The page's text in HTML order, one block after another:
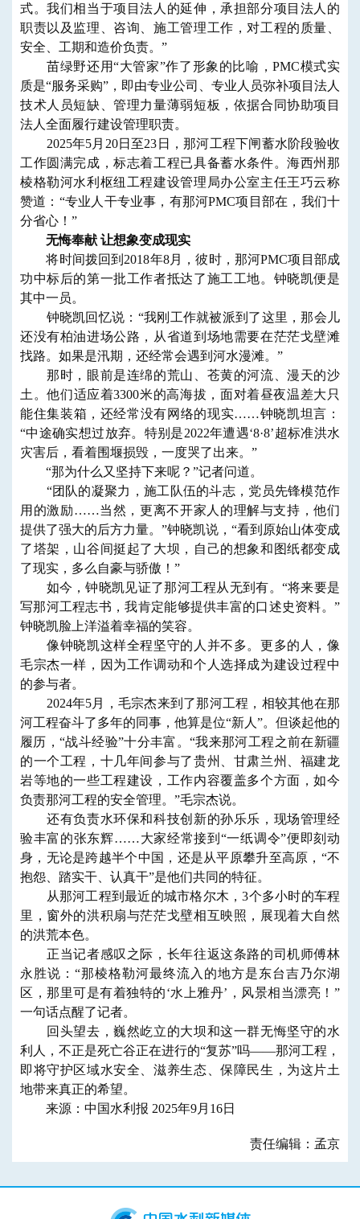
式。我们相当于项目法人的延伸，承担部分项目法人的
职责以及监理、咨询、施工管理工作，对工程的质量、
安全、工期和造价负责。”
苗绿野还用“大管家”作了形象的比喻，PMC模式实
质是“服务采购”，即由专业公司、专业人员弥补项目法人
技术人员短缺、管理力量薄弱短板，依据合同协助项目
法人全面履行建设管理职责。
2025年5月20日至23日，那河工程下闸蓄水阶段验收
工作圆满完成，标志着工程已具备蓄水条件。海西州那
棱格勒河水利枢纽工程建设管理局办公室主任王巧云称
赞道：“专业人干专业事，有那河PMC项目部在，我们十
分省心！”
无悔奉献 让想象变成现实
将时间拨回到2018年8月，彼时，那河PMC项目部成
功中标后的第一批工作者抵达了施工工地。钟晓凯便是
其中一员。
钟晓凯回忆说：“我刚工作就被派到了这里，那会儿
还没有柏油进场公路，从省道到场地需要在茫茫戈壁滩
找路。如果是汛期，还经常会遇到河水漫滩。”
那时，眼前是连绵的荒山、苍黄的河流、漫天的沙
土。他们适应着3300米的高海拔，面对着昼夜温差大只
能住集装箱，还经常没有网络的现实……钟晓凯坦言：
“中途确实想过放弃。特别是2022年遭遇‘8·8’超标准洪水
灾害后，看着围堰损毁，一度哭了出来。”
“那为什么又坚持下来呢？”记者问道。
“团队的凝聚力，施工队伍的斗志，党员先锋模范作
用的激励……当然，更离不开家人的理解与支持，他们
提供了强大的后方力量。”钟晓凯说，“看到原始山体变成
了塔架，山谷间挺起了大坝，自己的想象和图纸都变成
了现实，多么自豪与骄傲！”
如今，钟晓凯见证了那河工程从无到有。“将来要是
写那河工程志书，我肯定能够提供丰富的口述史资料。”
钟晓凯脸上洋溢着幸福的笑容。
像钟晓凯这样全程坚守的人并不多。更多的人，像
毛宗杰一样，因为工作调动和个人选择成为建设过程中
的参与者。
2024年5月，毛宗杰来到了那河工程，相较其他在那
河工程奋斗了多年的同事，他算是位“新人”。但谈起他的
履历，“战斗经验”十分丰富。“我来那河工程之前在新疆
的一个工程，十几年间参与了贵州、甘肃兰州、福建龙
岩等地的一些工程建设，工作内容覆盖多个方面，如今
负责那河工程的安全管理。”毛宗杰说。
还有负责水环保和科技创新的孙乐乐，现场管理经
验丰富的张东辉……大家经常接到“一纸调令”便即刻动
身，无论是跨越半个中国，还是从平原攀升至高原，“不
抱怨、踏实干、认真干”是他们共同的特征。
从那河工程到最近的城市格尔木，3个多小时的车程
里，窗外的洪积扇与茫茫戈壁相互映照，展现着大自然
的洪荒本色。
正当记者感叹之际，长年往返这条路的司机师傅林
永胜说：“那棱格勒河最终流入的地方是东台吉乃尔湖
区，那里可是有着独特的‘水上雅丹’，风景相当漂亮！”
一句话点醒了记者。
回头望去，巍然屹立的大坝和这一群无悔坚守的水
利人，不正是死亡谷正在进行的“复苏”吗——那河工程，
即将守护区域水安全、滋养生态、保障民生，为这片土
地带来真正的希望。
来源：中国水利报 2025年9月16日
责任编辑：孟京